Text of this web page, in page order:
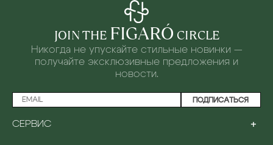
СЕРВИС +
JOIN THE FIGARÓ CIRCLE
Никогда не упускайте стильные новинки —
получайте эксклюзивные предложения и
новости.
ПОДПИСАТЬСЯ